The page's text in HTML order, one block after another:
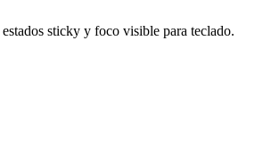
sticky y foco visible para teclado.